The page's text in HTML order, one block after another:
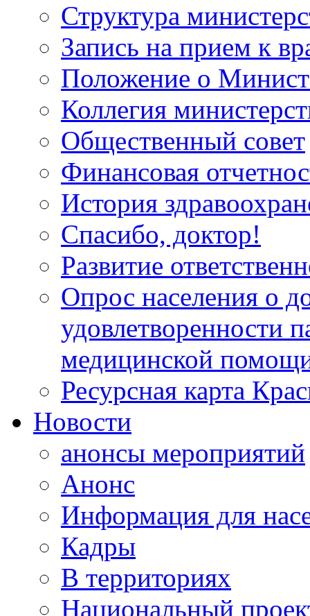
Структура
Запись на прием к
Положение о
Коллегия
Общественный совет
Финансовая
История
Спасибо, доктор!
Развитие
Опрос населения о
удовлетворенности
медицинской
Ресурсная карта
Новости
анонсы мероприятий
Анонс
Информация для
Кадры
В территориях
Национальный